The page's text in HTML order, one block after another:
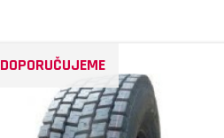
DOPORUČUJEME